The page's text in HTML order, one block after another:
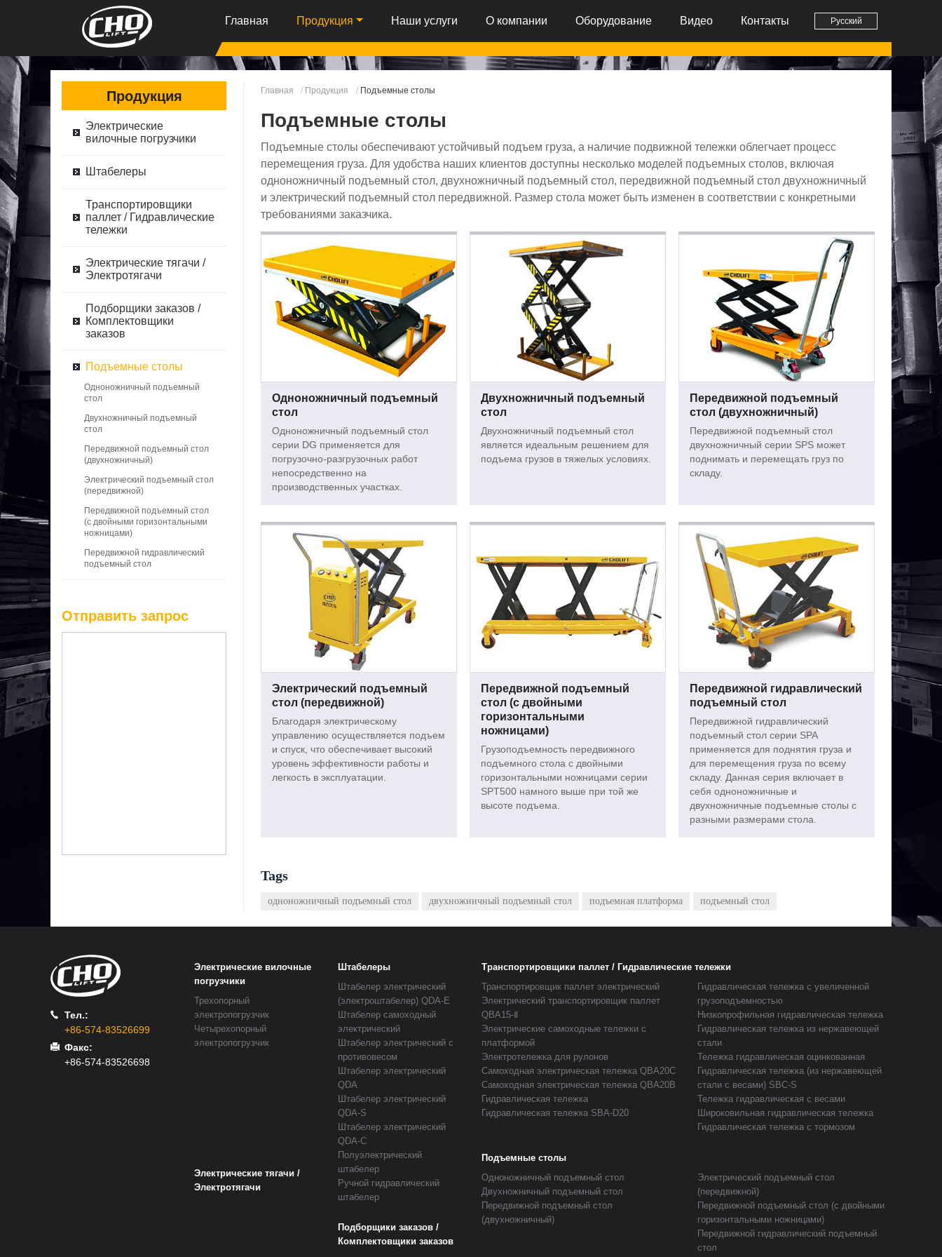
Русский
Главная Продукция Наши услуги О компании Оборудование Видео Контакты
Главная Продукция Подъемные столы
Подъемные столы
Подъемные столы обеспечивают устойчивый подъем груза, а наличие подвижной тележки облегчает процесс
перемещения груза. Для удобства наших клиентов доступны несколько моделей подъемных столов, включая
одноножничный подъемный стол, двухножничный подъемный стол, передвижной подъемный стол двухножничный
и электрический подъемный стол передвижной. Размер стола может быть изменен в соответствии с конкретными
требованиями заказчика.
Одноножничный подъемный
стол
Одноножничный подъемный стол
серии DG применяется для
погрузочно-разгрузочных работ
непосредственно на
производственных участках.
Двухножничный подъемный
стол
Двухножничный подъемный стол
является идеальным решением для
подъема грузов в тяжелых условиях.
Передвижной подъемный
стол (двухножничный)
Передвижной подъемный стол
двухножничный серии SPS может
поднимать и перемещать груз по
складу.
Электрический подъемный
стол (передвижной)
Благодаря электрическому
управлению осуществляется подъем
и спуск, что обеспечивает высокий
уровень эффективности работы и
легкость в эксплуатации.
Передвижной подъемный
стол (с двойными
горизонтальными
ножницами)
Грузоподъемность передвижного
подъемного стола с двойными
горизонтальными ножницами серии
SPT500 намного выше при той же
высоте подъема.
Передвижной гидравлический
подъемный стол
Передвижной гидравлический
подъемный стол серии SPA
применяется для поднятия груза и
для перемещения груза по всему
складу. Данная серия включает в
себя одноножничные и
двухножничные подъемные столы с
разными размерами стола.
Tags
одноножничный подъемный стол двухножничный подъемный стол подъемная платформа подъемный стол
Продукция
Электрические
вилочные погрузчики
Штабелеры
Транспортировщики
паллет / Гидравлические
тележки
Электрические тягачи /
Электротягачи
Подборщики заказов /
Комплектовщики
заказов
Подъемные столы
Одноножничный подъемный
стол
Двухножничный подъемный
стол
Передвижной подъемный стол
(двухножничный)
Электрический подъемный стол
(передвижной)
Передвижной подъемный стол
(с двойными горизонтальными
ножницами)
Передвижной гидравлический
подъемный стол
Отправить запрос
Тел.:
+86-574-83526699
Факс:
+86-574-83526698
Электрические вилочные
погрузчики
Трехопорный
электропогрузчик
Четырехопорный
электропогрузчик
Электрические тягачи /
Электротягачи
Штабелеры
Штабелер электрический
(электроштабелер) QDA-E
Штабелер самоходный
электрический
Штабелер электрический с
противовесом
Штабелер электрический
QDA
Штабелер электрический
QDA-S
Штабелер электрический
QDA-C
Полуэлектрический
штабелер
Ручной гидравлический
штабелер
Подборщики заказов /
Комплектовщики заказов
Транспортировщики паллет / Гидравлические тележки
Транспортировщик паллет электрический
Электрический транспортировщик паллет
QBA15-Ⅱ
Электрические самоходные тележки с
платформой
Электротележка для рулонов
Самоходная электрическая тележка QBA20C
Самоходная электрическая тележка QBA20B
Гидравлическая тележка
Гидравлическая тележка SBA-D20
Гидравлическая тележка с увеличенной
грузоподъемностью
Низкопрофильная гидравлическая тележка
Гидравлическая тележка из нержавеющей
стали
Тележка гидравлическая оцинкованная
Гидравлическая тележка (из нержавеющей
стали с весами) SBC-S
Тележка гидравлическая с весами
Широковильная гидравлическая тележка
Гидравлическая тележка с тормозом
Подъемные столы
Одноножничный подъемный стол
Двухножничный подъемный стол
Передвижной подъемный стол
(двухножничный)
Электрический подъемный стол
(передвижной)
Передвижной подъемный стол (с двойными
горизонтальными ножницами)
Передвижной гидравлический подъемный
стол